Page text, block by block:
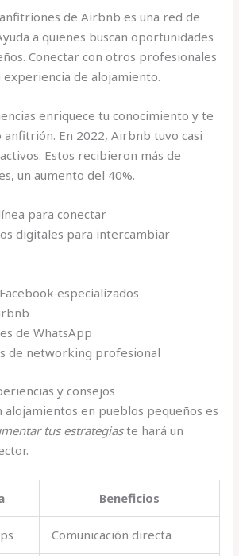
de Airbnb es una red de
a quienes buscan oportunidades
Conectar con otros profesionales
de alojamiento.
enriquece tu conocimiento y te
anfitrión. En 2022, Airbnb tuvo casi
Estos recibieron más de
un aumento del 40%.
para conectar
digitales para intercambiar
especializados
de WhatsApp
de networking profesional
y consejos
alojamientos en pueblos pequeños es
tus estrategiaste hará un
Beneficios
Comunicación directa